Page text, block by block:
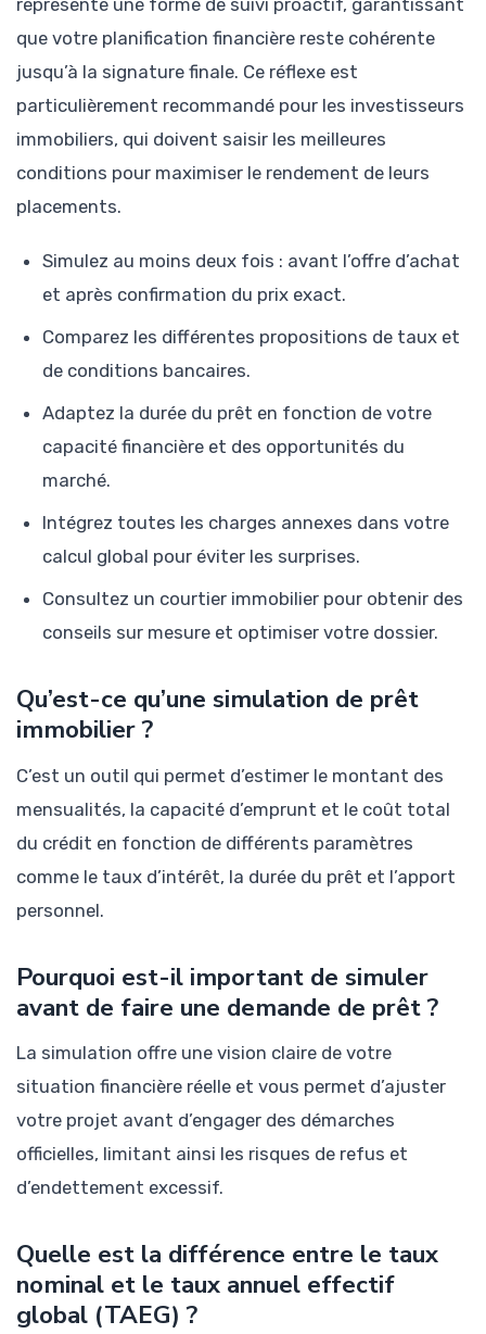
que votre planification financière reste cohérente
jusqu’à la signature finale. Ce réflexe est
particulièrement recommandé pour les investisseurs
immobiliers, qui doivent saisir les meilleures
conditions pour maximiser le rendement de leurs
placements.
Simulez au moins deux fois : avant l’offre d’achat
et après confirmation du prix exact.
Comparez les différentes propositions de taux et
de conditions bancaires.
Adaptez la durée du prêt en fonction de votre
capacité financière et des opportunités du
marché.
Intégrez toutes les charges annexes dans votre
calcul global pour éviter les surprises.
Consultez un courtier immobilier pour obtenir des
conseils sur mesure et optimiser votre dossier.
Qu’est-ce qu’une simulation de prêt
immobilier ?
C’est un outil qui permet d’estimer le montant des
mensualités, la capacité d’emprunt et le coût total
du crédit en fonction de différents paramètres
comme le taux d’intérêt, la durée du prêt et l’apport
personnel.
Pourquoi est-il important de simuler
avant de faire une demande de prêt ?
La simulation offre une vision claire de votre
situation financière réelle et vous permet d’ajuster
votre projet avant d’engager des démarches
officielles, limitant ainsi les risques de refus et
d’endettement excessif.
Quelle est la différence entre le taux
nominal et le taux annuel effectif
global (TAEG) ?